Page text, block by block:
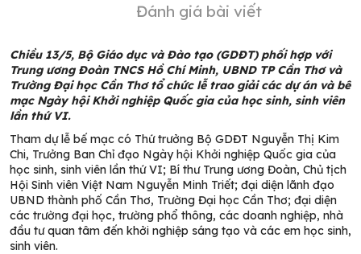
Đánh giá bài viết
Chiều 13/5, Bộ Giáo dục và Đào tạo (GDĐT) phối hợp với
Trung ương Đoàn TNCS Hồ Chí Minh, UBND TP Cần Thơ và
Trường Đại học Cần Thơ tổ chức lễ trao giải các dự án và bế
mạc Ngày hội Khởi nghiệp Quốc gia của học sinh, sinh viên
lần thứ VI.
Tham dự lễ bế mạc có Thứ trưởng Bộ GDĐT Nguyễn Thị Kim
Chi, Trưởng Ban Chỉ đạo Ngày hội Khởi nghiệp Quốc gia của
học sinh, sinh viên lần thứ VI; Bí thư Trung ương Đoàn, Chủ tịch
Hội Sinh viên Việt Nam Nguyễn Minh Triết; đại diện lãnh đạo
UBND thành phố Cần Thơ, Trường Đại học Cần Thơ; đại diện
các trường đại học, trường phổ thông, các doanh nghiệp, nhà
đầu tư quan tâm đến khởi nghiệp sáng tạo và các em học sinh,
sinh viên.